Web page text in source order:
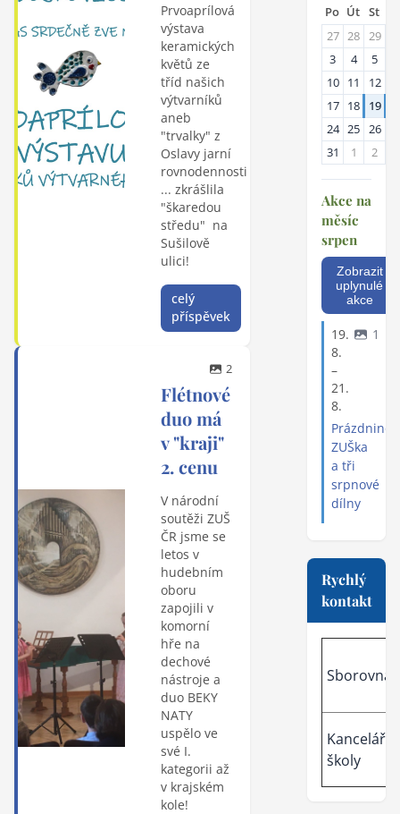
Prvoaprílová
výstava
keramických
květů ze
tříd našich
výtvarníků
aneb
"trvalky" z
Oslavy jarní
rovnodennosti
... zkrášlila
"škaredou
středu" na
Sušilově
ulici!
celý
příspěvek
2
Flétnové
duo má
v "kraji"
2. cenu
V národní
soutěži ZUŠ
ČR jsme se
letos v
hudebním
oboru
zapojili v
komorní
hře na
dechové
nástroje a
duo BEKY
NATY
uspělo ve
své I.
kategorii až
v krajském
kole!
Po Út St
27 28 29
3
4 5
10 11 12
17 18 19
24 25 26
31
1 2
Akce na
měsíc
srpen
Zobrazit
uplynulé
akce
19.
8.
–
21.
8.
1
ZUŠka
a tři
srpnové
dílny
Rychlý
kontakt
Sborovna
Kancelář
školy